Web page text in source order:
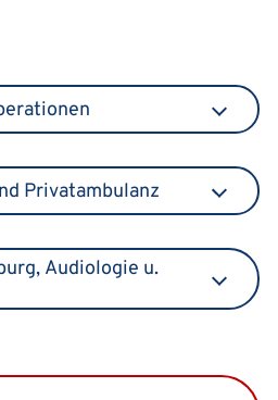
Privatambulanz
Audiologie u.